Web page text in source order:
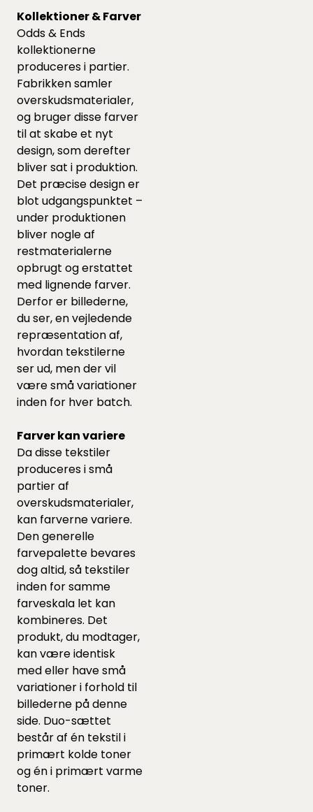
Kollektioner & Farver
Odds & Ends
kollektionerne
produceres i partier.
Fabrikken samler
overskudsmaterialer,
og bruger disse farver
til at skabe et nyt
design, som derefter
bliver sat i produktion.
Det præcise design er
blot udgangspunktet –
under produktionen
bliver nogle af
restmaterialerne
opbrugt og erstattet
med lignende farver.
Derfor er billederne,
du ser, en vejledende
repræsentation af,
hvordan tekstilerne
ser ud, men der vil
være små variationer
inden for hver batch.
Farver kan variere
Da disse tekstiler
produceres i små
partier af
overskudsmaterialer,
kan farverne variere.
Den generelle
farvepalette bevares
dog altid, så tekstiler
inden for samme
farveskala let kan
kombineres. Det
produkt, du modtager,
kan være identisk
med eller have små
variationer i forhold til
billederne på denne
side. Duo-sættet
består af én tekstil i
primært kolde toner
og én i primært varme
toner.